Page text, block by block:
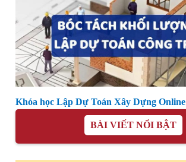
Khóa học Lập Dự Toán Xây Dựng Online
BÀI VIẾT NỔI BẬT